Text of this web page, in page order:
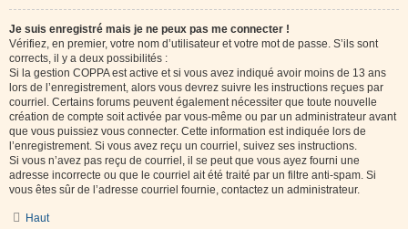
Je suis enregistré mais je ne peux pas me connecter !
Vérifiez, en premier, votre nom d’utilisateur et votre mot de passe. S’ils sont
corrects, il y a deux possibilités :
Si la gestion COPPA est active et si vous avez indiqué avoir moins de 13 ans
lors de l’enregistrement, alors vous devrez suivre les instructions reçues par
courriel. Certains forums peuvent également nécessiter que toute nouvelle
création de compte soit activée par vous-même ou par un administrateur avant
que vous puissiez vous connecter. Cette information est indiquée lors de
l’enregistrement. Si vous avez reçu un courriel, suivez ses instructions.
Si vous n’avez pas reçu de courriel, il se peut que vous ayez fourni une
adresse incorrecte ou que le courriel ait été traité par un filtre anti-spam. Si
vous êtes sûr de l’adresse courriel fournie, contactez un administrateur.
Haut